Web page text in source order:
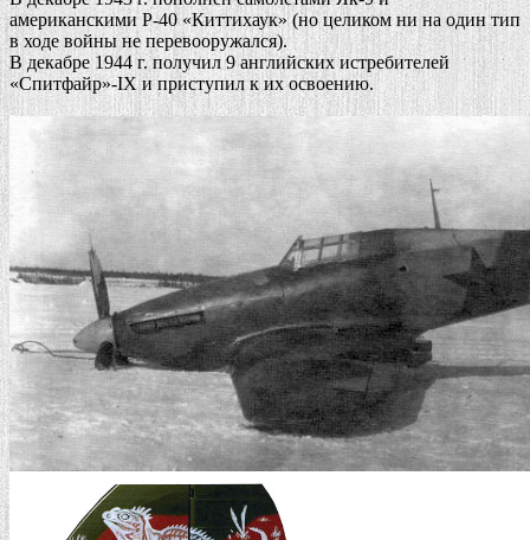
американскими P-40 «Киттихаук» (но целиком ни на один тип
в ходе войны не перевооружался).
В декабре 1944 г. получил 9 английских истребителей
«Спитфайр»-IХ и приступил к их освоению.